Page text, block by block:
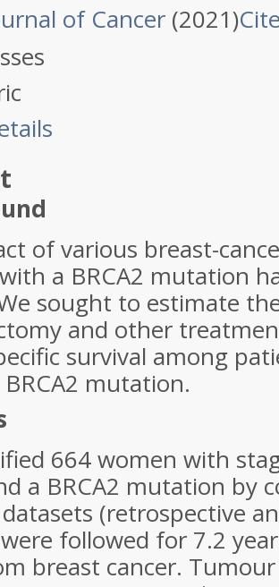
of Cancer (2021)
of various breast-
a BRCA2 mutation
sought to estimate
and other
survival among
BRCA2 mutation.
664 women with
a BRCA2 mutation by
(retrospective
followed for 7.2
breast cancer.